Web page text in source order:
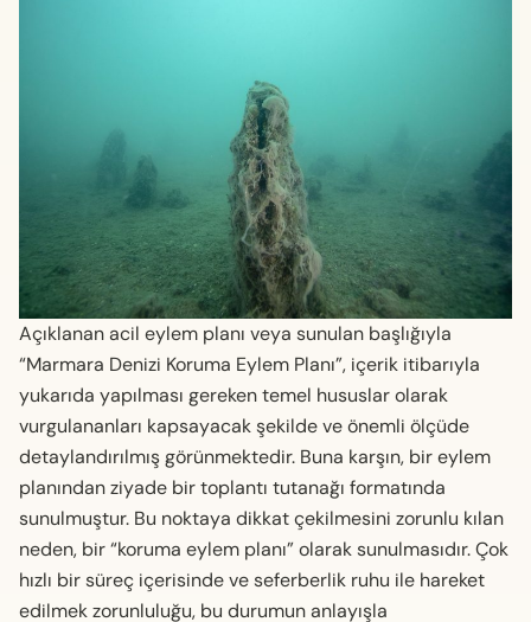
Açıklanan acil eylem planı veya sunulan başlığıyla
“Marmara Denizi Koruma Eylem Planı”, içerik itibarıyla
yukarıda yapılması gereken temel hususlar olarak
vurgulananları kapsayacak şekilde ve önemli ölçüde
detaylandırılmış görünmektedir. Buna karşın, bir eylem
planından ziyade bir toplantı tutanağı formatında
sunulmuştur. Bu noktaya dikkat çekilmesini zorunlu kılan
neden, bir “koruma eylem planı” olarak sunulmasıdır. Çok
hızlı bir süreç içerisinde ve seferberlik ruhu ile hareket
edilmek zorunluluğu, bu durumun anlayışla